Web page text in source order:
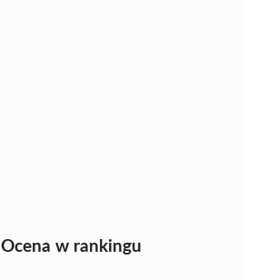
Ocena w rankingu